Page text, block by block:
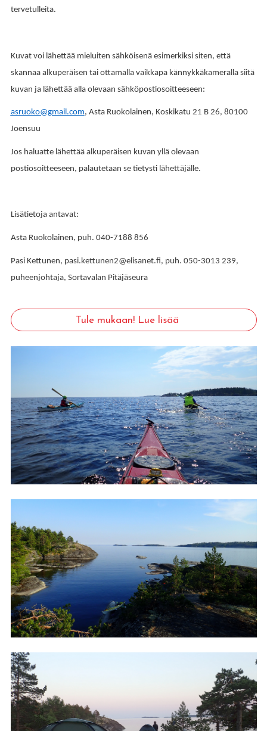
tervetulleita.
Kuvat voi lähettää mieluiten sähköisenä esimerkiksi siten, että
skannaa alkuperäisen tai ottamalla vaikkapa kännykkäkameralla siitä
kuvan ja lähettää alla olevaan sähköpostiosoitteeseen:
asruoko@gmail.com, Asta Ruokolainen, Koskikatu 21 B 26, 80100
Joensuu
Jos haluatte lähettää alkuperäisen kuvan yllä olevaan
postiosoitteeseen, palautetaan se tietysti lähettäjälle.
Lisätietoja antavat:
Asta Ruokolainen, puh. 040-7188 856
Pasi Kettunen, pasi.kettunen2@elisanet.fi, puh. 050-3013 239,
puheenjohtaja, Sortavalan Pitäjäseura
Tule mukaan! Lue lisää